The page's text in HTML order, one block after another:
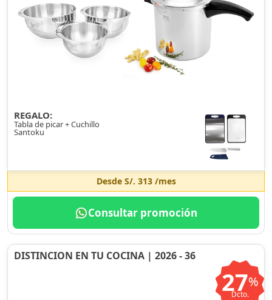
REGALO:
Tabla de picar + Cuchillo
Santoku
Desde S/. 313/mes
Consultar promoción
DISTINCION EN TU COCINA | 2026 - 36
27%
Dcto.